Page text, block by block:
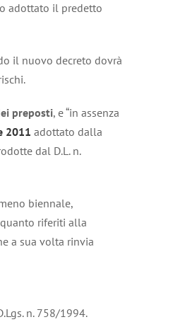
adottato il predetto
il nuovo decreto dovrà
preposti, e “in assenza
2011 adottato dalla
dal D.L. n.
biennale,
riferiti alla
a sua volta rinvia
n. 758/1994.